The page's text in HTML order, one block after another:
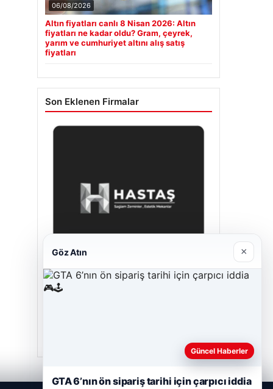
06/08/2026
Altın fiyatları canlı 8 Nisan 2026: Altın
fiyatları ne kadar oldu? Gram, çeyrek,
yarım ve cumhuriyet altını alış satış
fiyatları
Son Eklenen Firmalar
Göz Atın ×
Güncel Haberler
GTA 6’nın ön sipariş tarihi için çarpıcı iddia